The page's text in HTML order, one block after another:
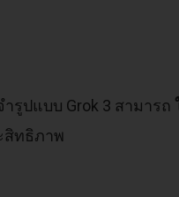
รูปแบบ Grok 3 สามารถ
สิทธิภาพ